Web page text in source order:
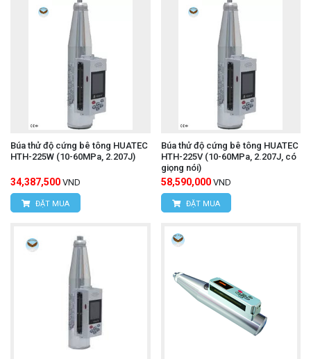
Búa thử độ cứng bê tông HUATEC
HTH-225W (10-60MPa, 2.207J)
34,387,500 VND
ĐẶT MUA
Búa thử độ cứng bê tông HUATEC
HTH-225V (10-60MPa, 2.207J, có
giọng nói)
58,590,000 VND
ĐẶT MUA